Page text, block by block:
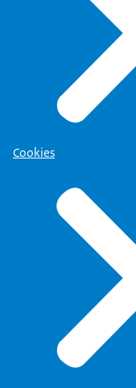
Cookies